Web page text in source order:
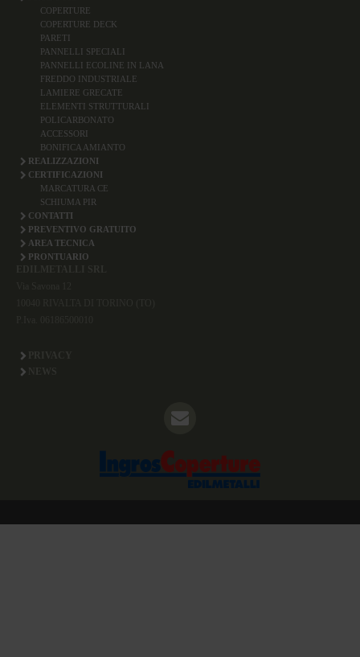
COPERTURE
COPERTURE DECK
PARETI
PANNELLI SPECIALI
PANNELLI ECOLINE IN LANA
FREDDO INDUSTRIALE
LAMIERE GRECATE
ELEMENTI STRUTTURALI
POLICARBONATO
ACCESSORI
BONIFICA AMIANTO
REALIZZAZIONI
CERTIFICAZIONI
MARCATURA CE
SCHIUMA PIR
CONTATTI
PREVENTIVO GRATUITO
AREA TECNICA
PRONTUARIO